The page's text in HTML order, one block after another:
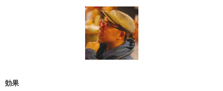
効果